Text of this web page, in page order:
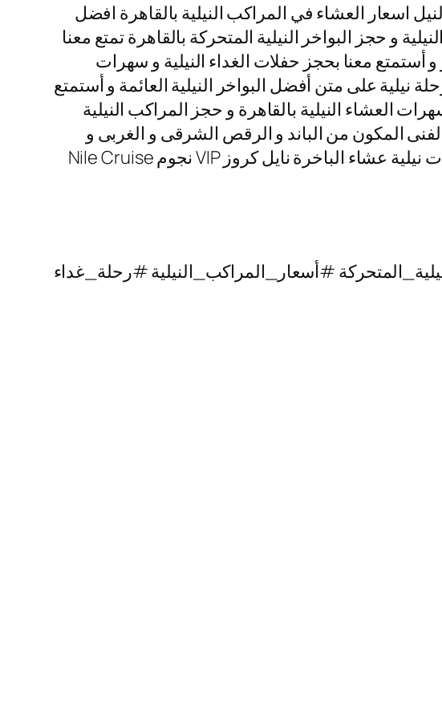
اسعار العشاء في المراكب النيلية بالقاهرة افضل
و حجز البواخر النيلية المتحركة بالقاهرة تمتع معنا
أستمتع معنا بحجز حفلات الغداء النيلية و سهرات
على متن أفضل البواخر النيلية العائمة و أستمتع
العشاء النيلية بالقاهرة و حجز المراكب النيلية
الى البرنامج الفنى المكون من الباند و الرقص الشرقى و الغربى و
التنورة الشهيرة التى تتميز بألوانها الخلابة اتصل بنا الأن و احجز رحلات نيلية غداء و رحلات نيلية عشاء الباخرة نايل كروز VIP نجوم Nile Cruise
#أسعار_المراكب_النيلية #رحلة_غداء